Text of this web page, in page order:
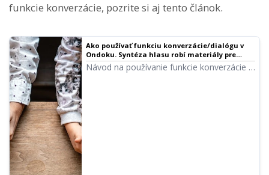
funkcie konverzácie, pozrite si aj tento článok.
Ako používať funkciu konverzácie/dialógu v
Ondoku. Syntéza hlasu robí materiály pre
posluch a dlhé texty ešte pohodlnejšími! |
Softvér na čítanie textu Ondoku
Návod na používanie funkcie konverzácie v